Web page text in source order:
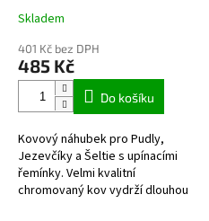
Průměrné
produktu
je
hvězdiček.
Skladem
401 Kč bez DPH
485 Kč
Do košíku
Kovový náhubek pro Pudly,
Jezevčíky a Šeltie s upínacími
řemínky. Velmi kvalitní
chromovaný kov vydrží dlouhou